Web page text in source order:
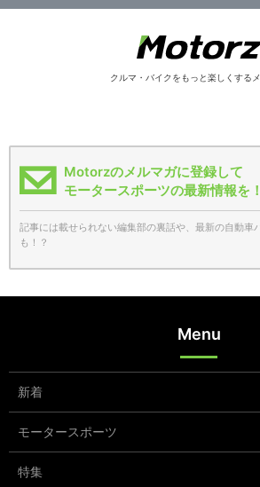
クルマ・バイクをもっと楽しくする
Motorzのメルマガに登録して
モータースポーツの最新情報を！
記事には載せられない編集部の裏話や、最新の自動車
も！？
Menu
新着
モータースポーツ
特集